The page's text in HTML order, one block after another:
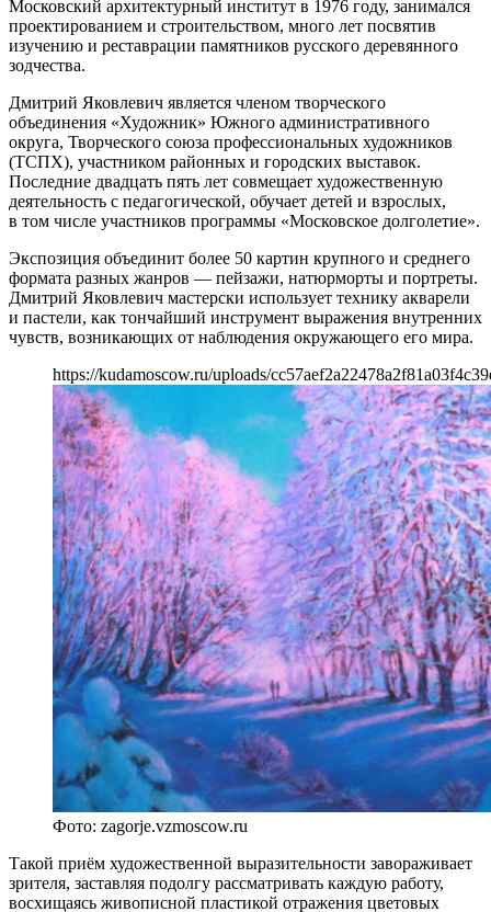
Московский архитектурный институт в 1976 году, занимался
проектированием и строительством, много лет посвятив
изучению и реставрации памятников русского деревянного
зодчества.
Дмитрий Яковлевич является членом творческого
объединения «Художник» Южного административного
округа, Творческого союза профессиональных художников
(ТСПХ), участником районных и городских выставок.
Последние двадцать пять лет совмещает художественную
деятельность с педагогической, обучает детей и взрослых,
в том числе участников программы «Московское долголетие».
Экспозиция объединит более 50 картин крупного и среднего
формата разных жанров — пейзажи, натюрморты и портреты.
Дмитрий Яковлевич мастерски использует технику акварели
и пастели, как тончайший инструмент выражения внутренних
чувств, возникающих от наблюдения окружающего его мира.
https://kudamoscow.ru/uploads/
Фото: zagorje.vzmoscow.ru
Такой приём художественной выразительности завораживает
зрителя, заставляя подолгу рассматривать каждую работу,
восхищаясь живописной пластикой отражения цветовых